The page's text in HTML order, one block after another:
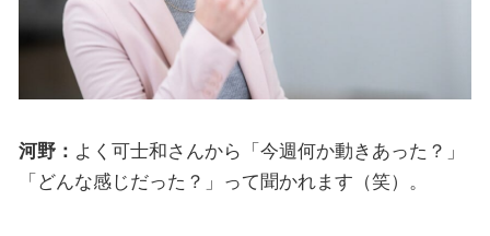
河野： よく可士和さんから「今週何か動きあった？」
「どんな感じだった？」って聞かれます（笑）。